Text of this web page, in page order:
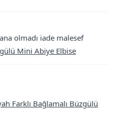
olmadı iade malesef
Mini Abiye Elbise
Farklı Bağlamalı Büzgülü